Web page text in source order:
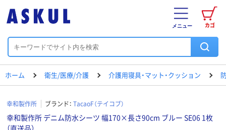
カゴ
メニュー
ホーム 衛生/医療/介護 介護用寝具・マット・クッション
幸和製作所 ブランド： TacaoF（テイコブ）
幸和製作所 デニム防水シーツ 幅170×長さ90cm ブルー SE06 1枚
（直送品）